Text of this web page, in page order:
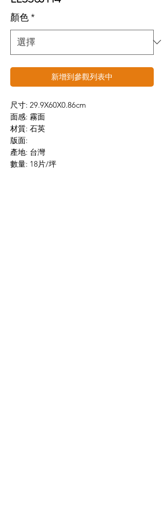
顏色*
新增到參觀列表中
尺寸: 29.9X60X0.86cm
面感: 霧面
材質: 石英
版面:
產地: 台灣
數量: 18片/坪